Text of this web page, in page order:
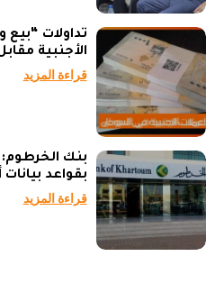
تداولات
الأجنبية
قراءة المزيد
بنك
بقواعد بيانات
قراءة المزيد